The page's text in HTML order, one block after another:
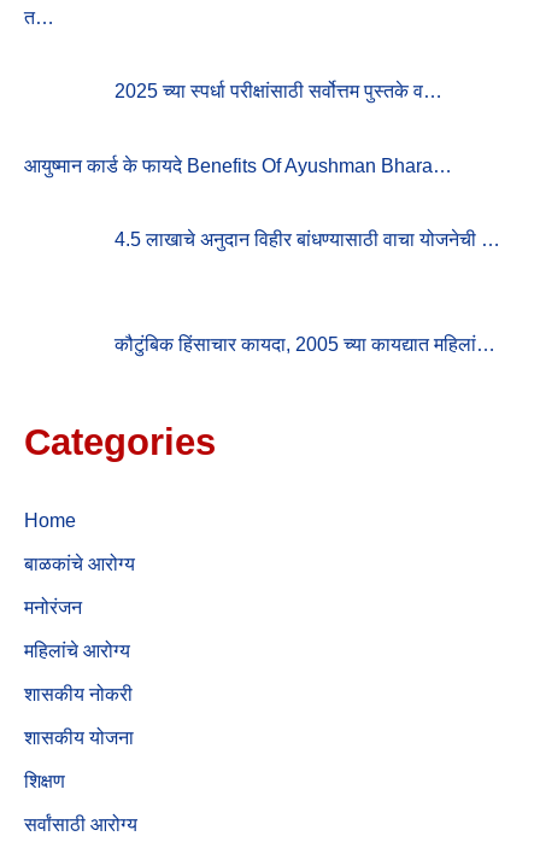
F
त…
2025 च्या स्पर्धा परीक्षांसाठी सर्वोत्तम पुस्तके व…
आयुष्मान कार्ड के फायदे Benefits Of Ayushman Bhara…
4.5 लाखाचे अनुदान विहीर बांधण्यासाठी वाचा योजनेची …
कौटुंबिक हिंसाचार कायदा, 2005 च्या कायद्यात महिलां…
Categories
Home
बाळकांचे आरोग्य
मनोरंजन
महिलांचे आरोग्य
शासकीय नोकरी
शासकीय योजना
शिक्षण
सर्वांसाठी आरोग्य